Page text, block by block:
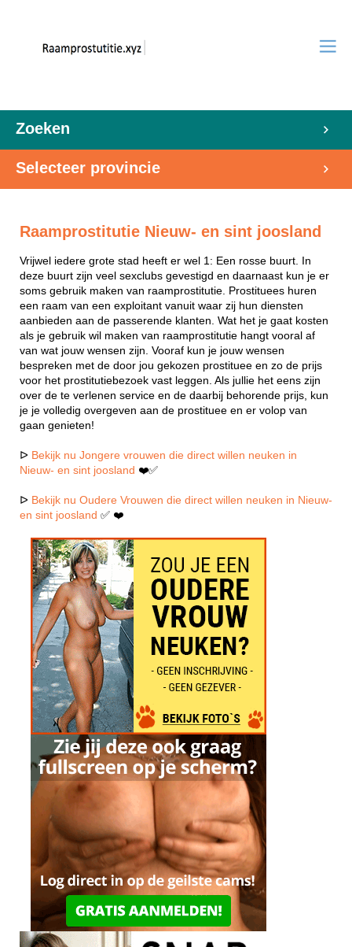
Zoeken
Selecteer provincie
Raamprostitutie Nieuw- en sint joosland
Vrijwel iedere grote stad heeft er wel 1: Een rosse buurt. In
deze buurt zijn veel sexclubs gevestigd en daarnaast kun je er
soms gebruik maken van raamprostitutie. Prostituees huren
een raam van een exploitant vanuit waar zij hun diensten
aanbieden aan de passerende klanten. Wat het je gaat kosten
als je gebruik wil maken van raamprostitutie hangt vooral af
van wat jouw wensen zijn. Vooraf kun je jouw wensen
bespreken met de door jou gekozen prostituee en zo de prijs
voor het prostitutiebezoek vast leggen. Als jullie het eens zijn
over de te verlenen service en de daarbij behorende prijs, kun
je je volledig overgeven aan de prostituee en er volop van
gaan genieten!
ᐅ Bekijk nu Jongere vrouwen die direct willen neuken in
Nieuw- en sint joosland ❤️✅
ᐅ Bekijk nu Oudere Vrouwen die direct willen neuken in Nieuw-
en sint joosland ✅ ❤️